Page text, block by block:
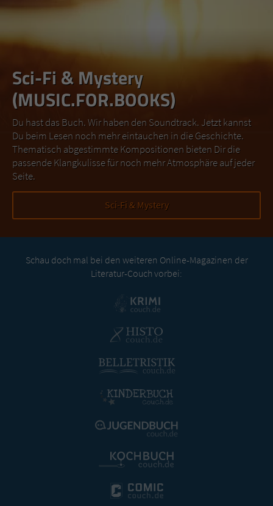
Sci-Fi & Mystery
(MUSIC.FOR.BOOKS)
Du hast das Buch. Wir haben den Soundtrack. Jetzt kannst
Du beim Lesen noch mehr eintauchen in die Geschichte.
Thematisch abgestimmte Kompositionen bieten Dir die
passende Klangkulisse für noch mehr Atmosphäre auf jeder
Seite.
Sci-Fi & Mystery
Schau doch mal bei den weiteren Online-Magazinen der
Literatur-Couch vorbei: